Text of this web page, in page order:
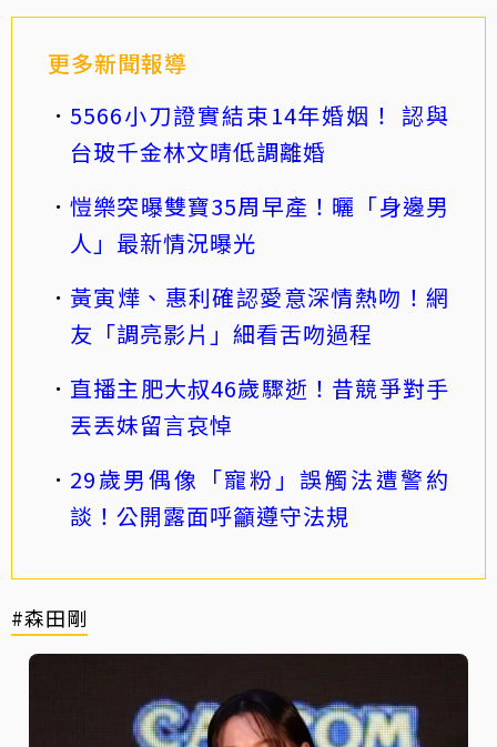
更多新聞報導
5566小刀證實結束14年婚姻！ 認與
台玻千金林文晴低調離婚
愷樂突曝雙寶35周早產！曬「身邊男
人」最新情況曝光
黃寅燁、惠利確認愛意深情熱吻！網
友「調亮影片」細看舌吻過程
直播主肥大叔46歲驟逝！昔競爭對手
丟丟妹留言哀悼
29歲男偶像「寵粉」誤觸法遭警約
談！公開露面呼籲遵守法規
#森田剛